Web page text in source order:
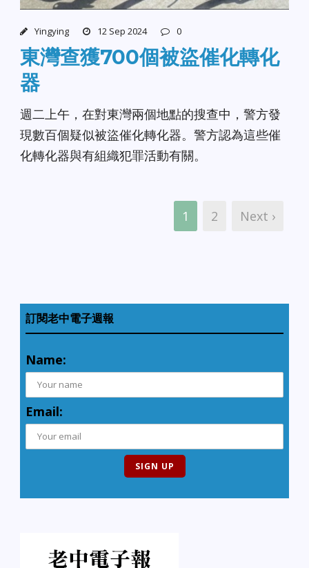
Yingying 12 Sep 2024 0
東灣查獲700個被盜催化轉化
器
週二上午，在對東灣兩個地點的搜查中，警方發
現數百個疑似被盜催化轉化器。警方認為這些催
化轉化器與有組織犯罪活動有關。
1 2 Next ›
訂閱老中電子週報
Name:
Email: